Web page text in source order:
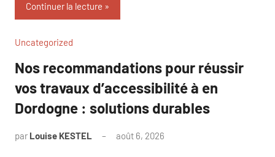
Continuer la lecture
Uncategorized
Nos recommandations pour réussir
vos travaux d’accessibilité à en
Dordogne : solutions durables
par Louise KESTEL août 6, 2026